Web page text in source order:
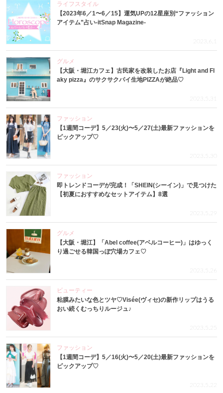
ライフスタイル
【2023年6／1〜6／15】運気UPの12星座別“ファッション
アイテム”占い-itSnap Magazine-
2023.6.1
グルメ
【大阪・堀江カフェ】古民家を改装したお店『Light and Fl
aky pizza』のサクサクパイ生地PIZZAが絶品♡
2023.5.31
ファッション
【1週間コーデ】5／23(火)〜5／27(土)最新ファッションを
ピックアップ♡
2023.5.30
ファッション
即トレンドコーデが完成！「SHEIN(シーイン)」で見つけた
【初夏におすすめなセットアイテム】8選
2023.5.29
グルメ
【大阪・堀江】「Abel coffee(アベルコーヒー)」はゆっく
り過ごせる韓国っぽ穴場カフェ♡
2023.5.26
ビューティー
粘膜みたいな色とツヤ♡Visée(ヴィセ)の新作リップはうる
おい続くむっちりルージュ♪
2023.5.25
ファッション
【1週間コーデ】5／16(火)〜5／20(土)最新ファッションを
ピックアップ♡
2023.5.22